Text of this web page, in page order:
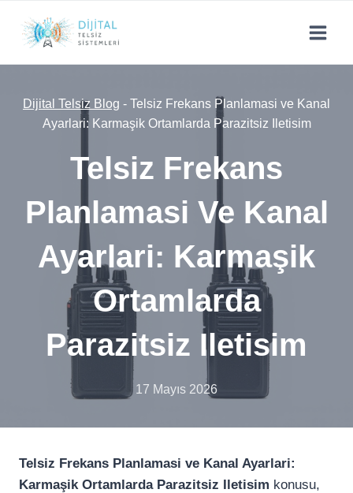
content
Dijital Telsiz Blog - Telsiz Frekans Planlamasi ve Kanal
Ayarlari: Karmaşik Ortamlarda Parazitsiz Iletisim
Telsiz Frekans
Planlamasi Ve Kanal
Ayarlari: Karmaşik
Ortamlarda
Parazitsiz Iletisim
17 Mayıs 2026
Telsiz Frekans Planlamasi ve Kanal Ayarlari:
Karmaşik Ortamlarda Parazitsiz Iletisim konusu,